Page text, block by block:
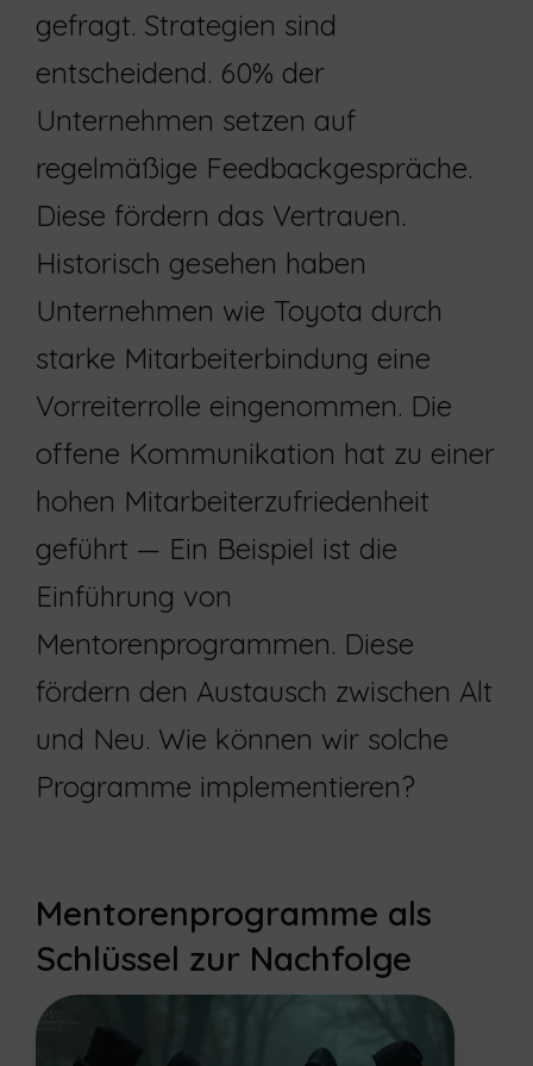
gefragt. Strategien sind
entscheidend. 60% der
Unternehmen setzen auf
regelmäßige Feedbackgespräche.
Diese fördern das Vertrauen.
Historisch gesehen haben
Unternehmen wie Toyota durch
starke Mitarbeiterbindung eine
Vorreiterrolle eingenommen. Die
offene Kommunikation hat zu einer
hohen Mitarbeiterzufriedenheit
geführt — Ein Beispiel ist die
Einführung von
Mentorenprogrammen. Diese
fördern den Austausch zwischen Alt
und Neu. Wie können wir solche
Programme implementieren?
Mentorenprogramme als
Schlüssel zur Nachfolge